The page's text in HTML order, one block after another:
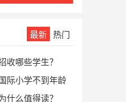
最新 热门
收哪些学生？
际小学不到年龄
什么值得读？